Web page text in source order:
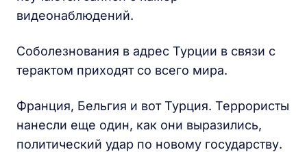
видеонаблюдений.
Соболезнования в адрес Турции в связи с
терактом приходят со всего мира.
Франция, Бельгия и вот Турция. Террористы
нанесли еще один, как они выразились,
политический удар по новому государству.